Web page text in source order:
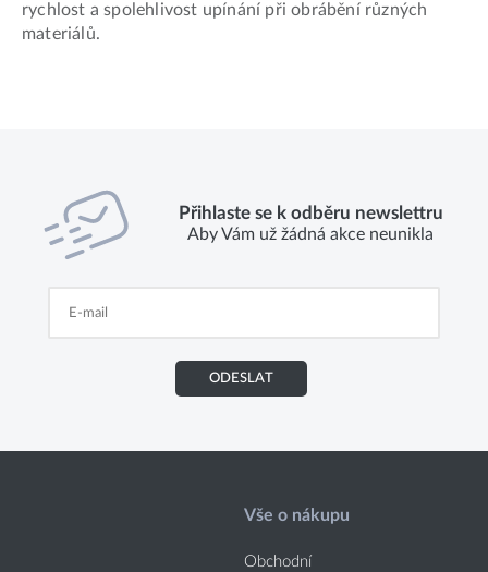
rychlost a spolehlivost upínání při obrábění různých
materiálů.
Přihlaste se k odběru newslettru
Aby Vám už žádná akce neunikla
ODESLAT
Vše o nákupu
Obchodní